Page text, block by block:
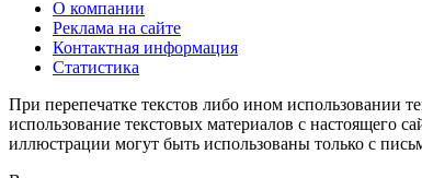
О компании
Реклама на сайте
Контактная информация
Статистика
При перепечатке текстов либо ином использовании
использование текстовых материалов с настоящего
иллюстрации могут быть использованы только с